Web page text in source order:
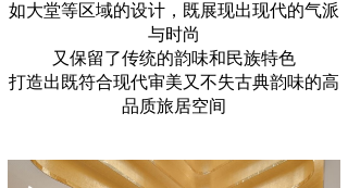
如大堂等区域的设计，既展现出现代的气派
与时尚
又保留了传统的韵味和民族特色
打造出既符合现代审美又不失古典韵味的高
品质旅居空间